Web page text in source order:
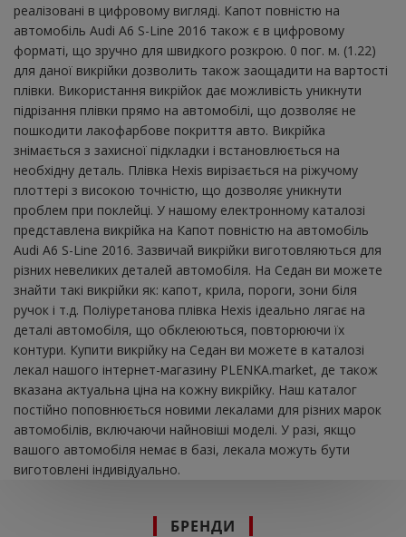
реалізовані в цифровому вигляді. Капот повністю на
автомобіль Audi A6 S-Line 2016 також є в цифровому
форматі, що зручно для швидкого розкрою. 0 пог. м. (1.22)
для даної викрійки дозволить також заощадити на вартості
плівки. Використання викрійок дає можливість уникнути
підрізання плівки прямо на автомобілі, що дозволяє не
пошкодити лакофарбове покриття авто. Викрійка
знімається з захисної підкладки і встановлюється на
необхідну деталь. Плівка Hexis вирізається на ріжучому
плоттері з високою точністю, що дозволяє уникнути
проблем при поклейці. У нашому електронному каталозі
представлена ​​викрійка на Капот повністю на автомобіль
Audi A6 S-Line 2016. Зазвичай викрійки виготовляються для
різних невеликих деталей автомобіля. На Седан ви можете
знайти такі викрійки як: капот, крила, пороги, зони біля
ручок і т.д. Поліуретанова плівка Hexis ідеально лягає на
деталі автомобіля, що обклеюються, повторюючи їх
контури. Купити викрійку на Седан ви можете в каталозі
лекал нашого інтернет-магазину PLENKA.market, де також
вказана актуальна ціна на кожну викрійку. Наш каталог
постійно поповнюється новими лекалами для різних марок
автомобілів, включаючи найновіші моделі. У разі, якщо
вашого автомобіля немає в базі, лекала можуть бути
виготовлені індивідуально.
БРЕНДИ